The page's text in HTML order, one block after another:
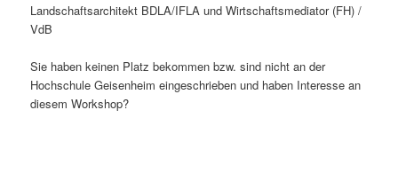
Landschaftsarchitekt BDLA/IFLA und Wirtschaftsmediator (FH) /
VdB
Sie haben keinen Platz bekommen bzw. sind nicht an der
Hochschule Geisenheim eingeschrieben und haben Interesse an
diesem Workshop?